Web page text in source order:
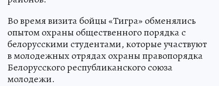
Во время визита бойцы «Тигра» обменялись
опытом охраны общественного порядка с
белорусскими студентами, которые участвуют
в молодежных отрядах охраны правопорядка
Белорусского республиканского союза
молодежи.